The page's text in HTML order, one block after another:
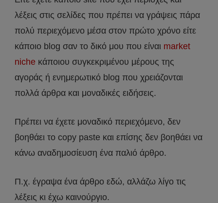
λέξεις στις σελίδες που πρέπει να γράψεις πάρα
πολύ περιεχόμενο μέσα στον πρώτο χρόνο είτε
κάποιο blog σαν το δικό μου που είναι market
niche κάποιου συγκεκριμένου μέρους της
αγοράς ή ενημερωτικό blog που χρειάζονται
πολλά άρθρα και μοναδικές ειδήσεις.
Πρέπει να έχετε μοναδικό περιεχόμενο, δεν
βοηθάει το copy paste και επίσης δεν βοηθάει να
κάνω αναδημοσίευση ένα παλιό άρθρο.
Π.χ. έγραψα ένα άρθρο εδώ, αλλάζω λίγο τις
λέξεις κι έχω καινούργιο.